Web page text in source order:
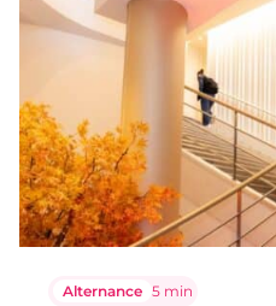
Alternance Temps de lecture :
5 min